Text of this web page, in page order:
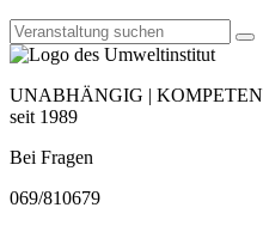
UNABHÄNGIG |
seit 1989
Bei Fragen
069/810679